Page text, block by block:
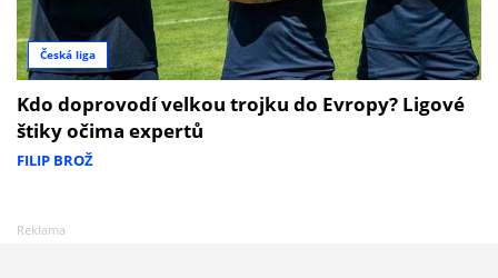
Česká liga
Kdo doprovodí velkou trojku do Evropy? Ligové
štiky očima expertů
FILIP BROŽ